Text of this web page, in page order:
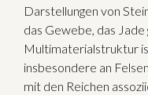
Darstellungen von
das Gewebe, das
Multimaterialstruktur
insbesondere an
mit den Reichen